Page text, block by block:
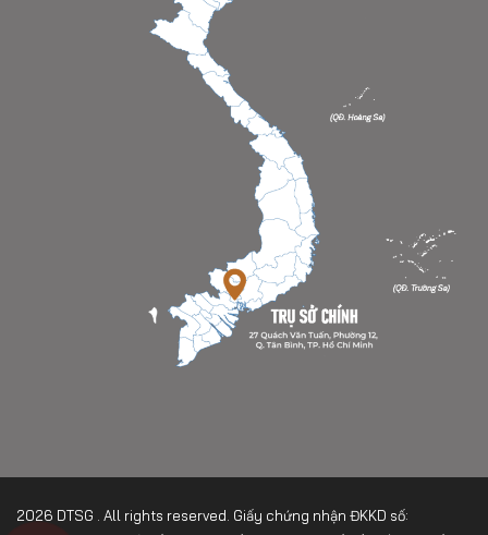
2026 DTSG . All rights reserved. Giấy chứng nhận ĐKKD số: